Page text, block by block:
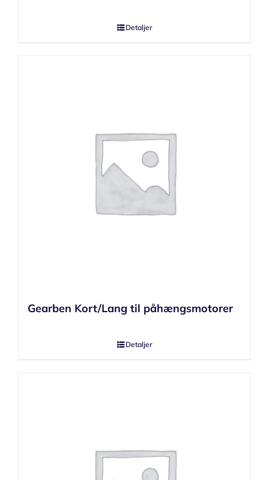
Detaljer
Gearben Kort/Lang til påhængsmotorer
Detaljer